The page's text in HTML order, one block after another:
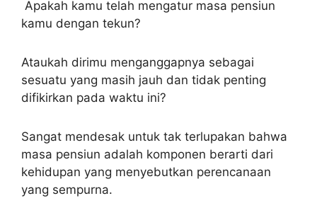
Apakah kamu telah mengatur masa pensiun
kamu dengan tekun?
Ataukah dirimu menganggapnya sebagai
sesuatu yang masih jauh dan tidak penting
difikirkan pada waktu ini?
Sangat mendesak untuk tak terlupakan bahwa
masa pensiun adalah komponen berarti dari
kehidupan yang menyebutkan perencanaan
yang sempurna.